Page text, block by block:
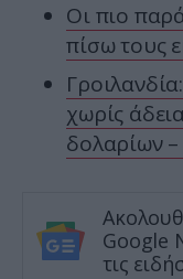
Οι πιο
πίσω τους
χωρίς
δολαρίων
Google
τις